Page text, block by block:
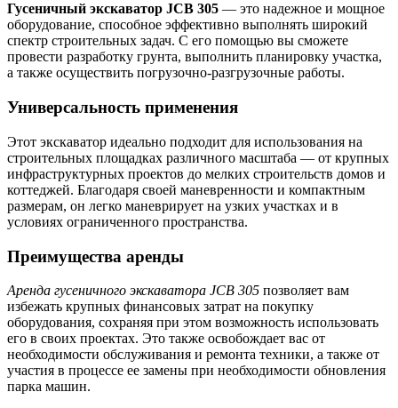
Гусеничный экскаватор JCB 305 — это надежное и мощное
оборудование, способное эффективно выполнять широкий
спектр строительных задач. С его помощью вы сможете
провести разработку грунта, выполнить планировку участка,
а также осуществить погрузочно-разгрузочные работы.
Универсальность применения
Этот экскаватор идеально подходит для использования на
строительных площадках различного масштаба — от крупных
инфраструктурных проектов до мелких строительств домов и
коттеджей. Благодаря своей маневренности и компактным
размерам, он легко маневрирует на узких участках и в
условиях ограниченного пространства.
Преимущества аренды
Аренда гусеничного экскаватора JCB 305 позволяет вам
избежать крупных финансовых затрат на покупку
оборудования, сохраняя при этом возможность использовать
его в своих проектах. Это также освобождает вас от
необходимости обслуживания и ремонта техники, а также от
участия в процессе ее замены при необходимости обновления
парка машин.